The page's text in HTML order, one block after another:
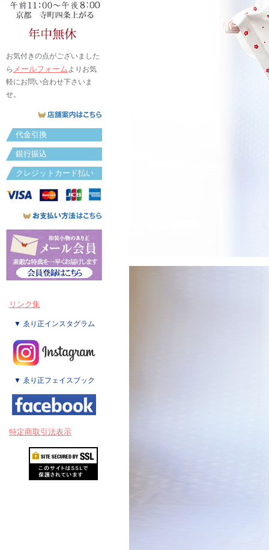
お気付きの点がございました
ら メールフォームよりお気
軽にお問い合わせ下さいま
せ。
代金引換
銀行振込
クレジットカード払い
リンク集
▼ ゑり正インスタグラム
▼ ゑり正フェイスブック
特定商取引法表示